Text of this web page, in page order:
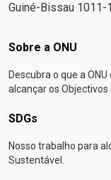
Guiné-Bissau 1011-
Footer menu
Sobre a ONU
Descubra o que a
alcançar os Objectivos
SDGs
Nosso trabalho para
Sustentável.